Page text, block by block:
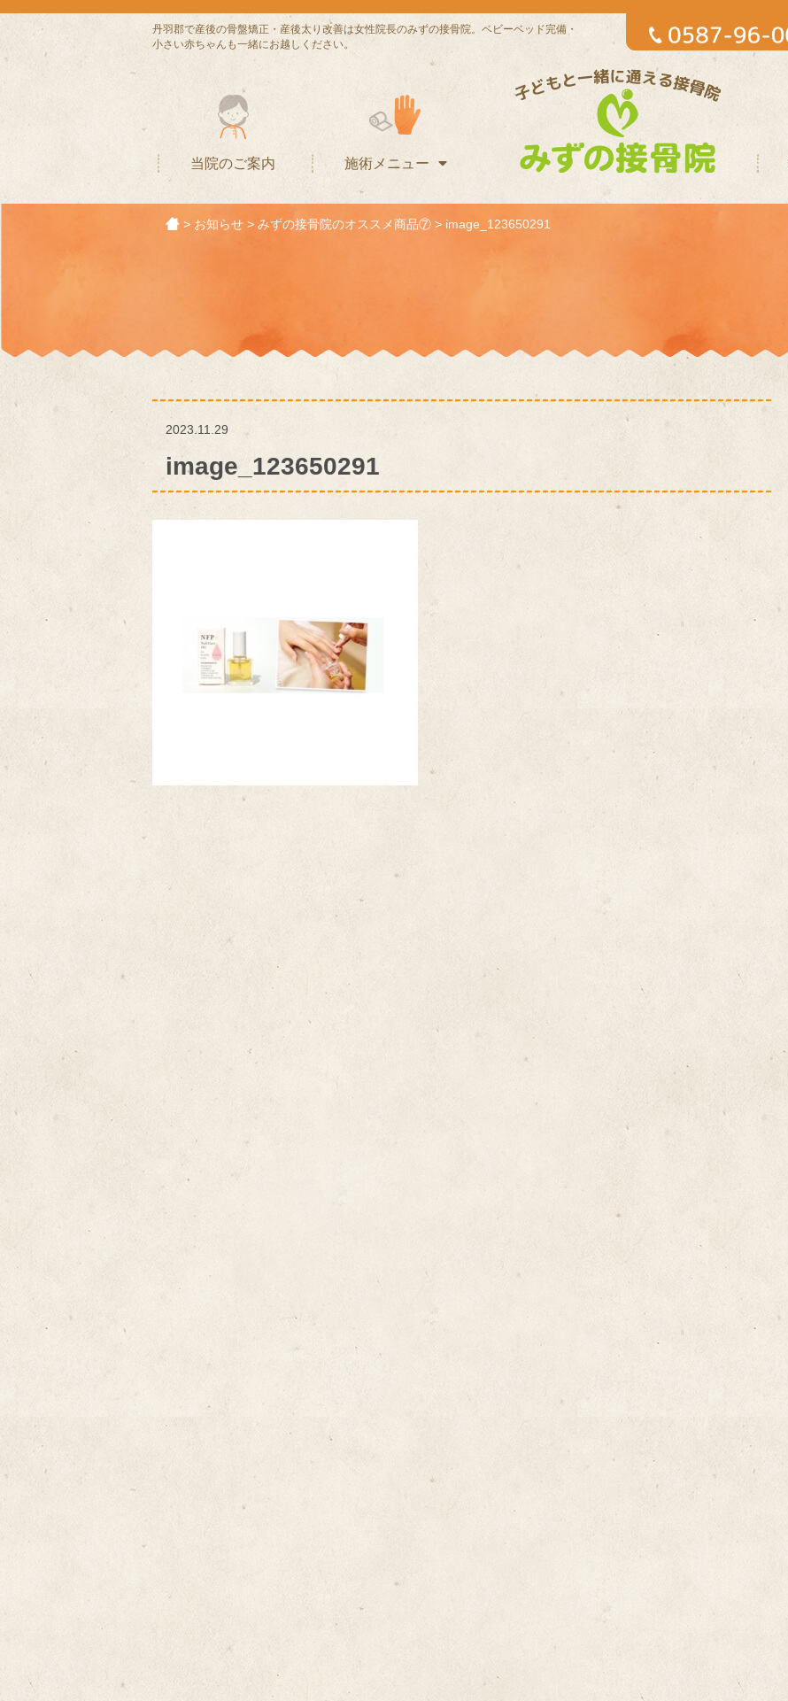
丹羽郡で産後の骨盤矯正・産後太り改善は女性院長のみずの接骨院。ベビーベッド完備・
小さい赤ちゃんも一緒にお越しください。
当院のご案内 施術メニュー
> お知らせ >みずの接骨院のオススメ商品⑦ > image_123650291
2023.11.29
image_123650291